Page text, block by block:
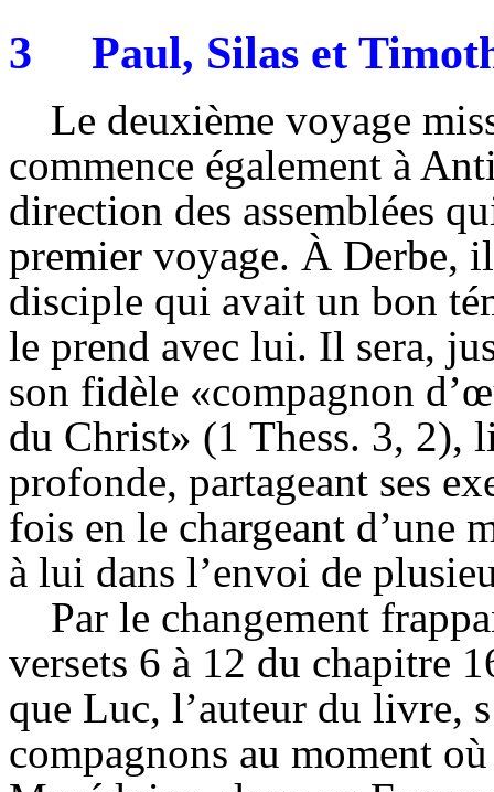
3 Paul, Silas et
Le deuxième voyage
commence également à
direction des assemblées
premier voyage. À Derbe,
disciple qui avait un bon
le prend avec lui. Il sera,
son fidèle «compagnon
du Christ» (1 Thess. 3, 2),
profonde, partageant ses
fois en le chargeant d’une
à lui dans l’envoi de
Par le changement
versets 6 à 12 du chapitre
que Luc, l’auteur du livre,
compagnons au moment